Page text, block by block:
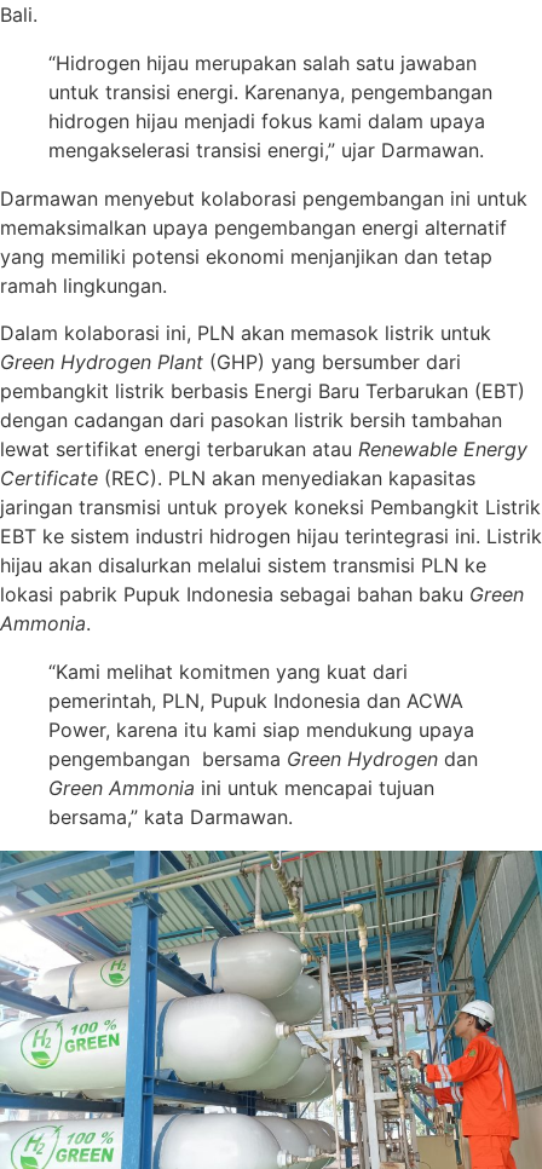
Bali.
“Hidrogen hijau merupakan salah satu jawaban
untuk transisi energi. Karenanya, pengembangan
hidrogen hijau menjadi fokus kami dalam upaya
mengakselerasi transisi energi,” ujar Darmawan.
Darmawan menyebut kolaborasi pengembangan ini untuk
memaksimalkan upaya pengembangan energi alternatif
yang memiliki potensi ekonomi menjanjikan dan tetap
ramah lingkungan.
Dalam kolaborasi ini, PLN akan memasok listrik untuk
Green Hydrogen Plant (GHP) yang bersumber dari
pembangkit listrik berbasis Energi Baru Terbarukan (EBT)
dengan cadangan dari pasokan listrik bersih tambahan
lewat sertifikat energi terbarukan atau Renewable Energy
Certificate (REC). PLN akan menyediakan kapasitas
jaringan transmisi untuk proyek koneksi Pembangkit Listrik
EBT ke sistem industri hidrogen hijau terintegrasi ini. Listrik
hijau akan disalurkan melalui sistem transmisi PLN ke
lokasi pabrik Pupuk Indonesia sebagai bahan baku Green
Ammonia.
“Kami melihat komitmen yang kuat dari
pemerintah, PLN, Pupuk Indonesia dan ACWA
Power, karena itu kami siap mendukung upaya
pengembangan bersama Green Hydrogen dan
Green Ammonia ini untuk mencapai tujuan
bersama,” kata Darmawan.